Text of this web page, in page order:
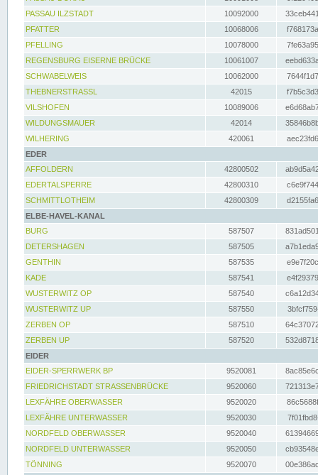
PASSAU ILZSTADT
10092000
PFATTER
10068006
PFELLING
10078000
REGENSBURG EISERNE BRÜCKE
10061007
SCHWABELWEIS
10062000
THEBNERSTRASSL
42015
VILSHOFEN
10089006
WILDUNGSMAUER
42014
WILHERING
420061
EDER
AFFOLDERN
42800502
EDERTALSPERRE
42800310
SCHMITTLOTHEIM
42800309
ELBE-HAVEL-KANAL
BURG
587507
DETERSHAGEN
587505
GENTHIN
587535
KADE
587541
WUSTERWITZ OP
587540
WUSTERWITZ UP
587550
ZERBEN OP
587510
ZERBEN UP
587520
EIDER
EIDER-SPERRWERK BP
9520081
FRIEDRICHSTADT STRASSENBRÜCKE
9520060
LEXFÄHRE OBERWASSER
9520020
LEXFÄHRE UNTERWASSER
9520030
NORDFELD OBERWASSER
9520040
NORDFELD UNTERWASSER
9520050
TÖNNING
9520070